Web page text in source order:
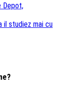
Depot,
il studiez mai cu